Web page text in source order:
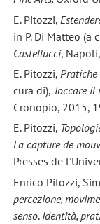
E. Pitozzi,
in P. Di Matteo (a
Castellucci,
E. Pitozzi,
cura di), Toccare il
Cronopio, 2015,
E. Pitozzi,
La capture de
Presses de
Enrico Pitozzi,
percezione,
senso. Identità,